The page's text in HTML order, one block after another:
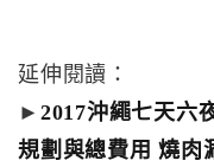
延伸閱讀：
► 2017沖繩七天六
規劃與總費用 燒肉